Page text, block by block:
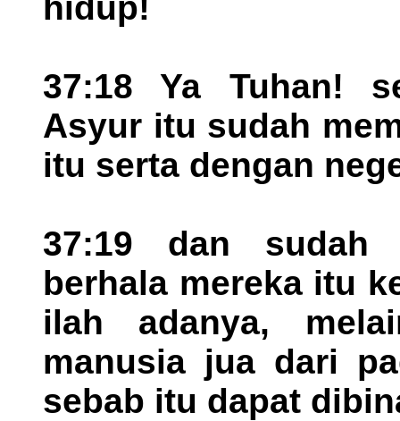
37:18 Ya Tuhan!
Asyur itu sudah
itu serta dengan
37:19 dan sudah
berhala mereka itu
ilah adanya,
manusia jua dari
sebab itu dapat